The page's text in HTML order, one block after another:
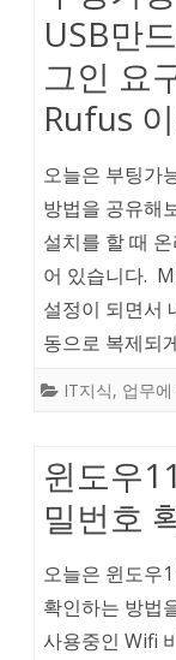
USB만
그인 요
Rufus
오늘은 부팅가
방법을 공유해
설치를 할 때
어 있습니다.
설정이 되면서
동으로 복제되
IT지식, 업무
윈도우
밀번호
오늘은 윈도우
확인하는 방법
사용중인 Wifi